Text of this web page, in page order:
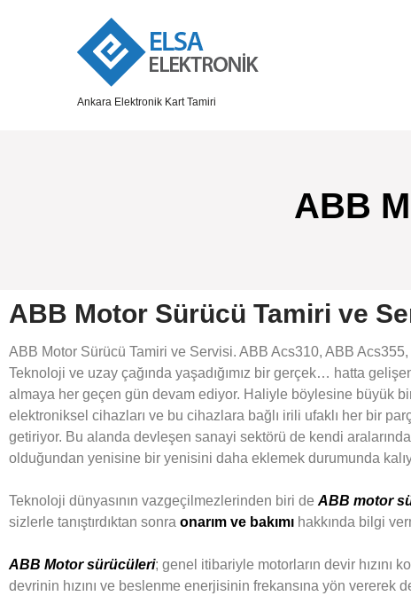
Ankara Elektronik Kart Tamiri
ABB
ABB Motor Sürücü Tamiri ve
ABB Motor Sürücü Tamiri ve Servisi. ABB Acs310, ABB
Teknoloji ve uzay çağında yaşadığımız bir gerçek… hatta
almaya her geçen gün devam ediyor. Haliyle böylesine büyük
elektroniksel cihazları ve bu cihazlara bağlı irili ufaklı her bir
getiriyor. Bu alanda devleşen sanayi sektörü de kendi
olduğundan yenisine bir yenisini daha eklemek durumunda
Teknoloji dünyasının vazgeçilmezlerinden biri de ABB motor
sizlerle tanıştırdıktan sonra onarım ve bakımı hakkında bilgi
ABB Motor sürücüleri; genel itibariyle motorların devir hızını
devrinin hızını ve beslenme enerjisinin frekansına yön